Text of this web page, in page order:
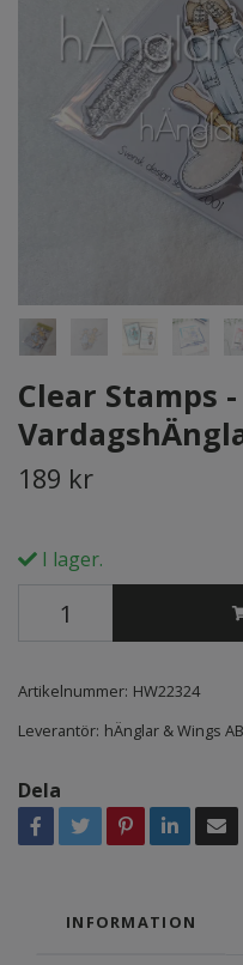
Clear Stamps
189 kr
I lager.
Artikelnummer: HW22324
Leverantör: hÄnglar & Wings AB
Dela
INFORMATION